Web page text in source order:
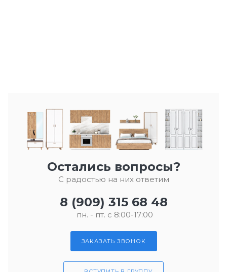
Остались вопросы?
С радостью на них ответим
8 (909) 315 68 48
пн. - пт. с 8:00-17:00
ЗАКАЗАТЬ ЗВОНОК